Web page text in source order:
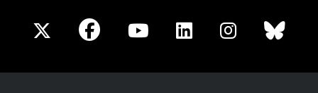
Share
X
Share
Facebook
Share
Youtube
Share
LinkedIn
Share
Instagram